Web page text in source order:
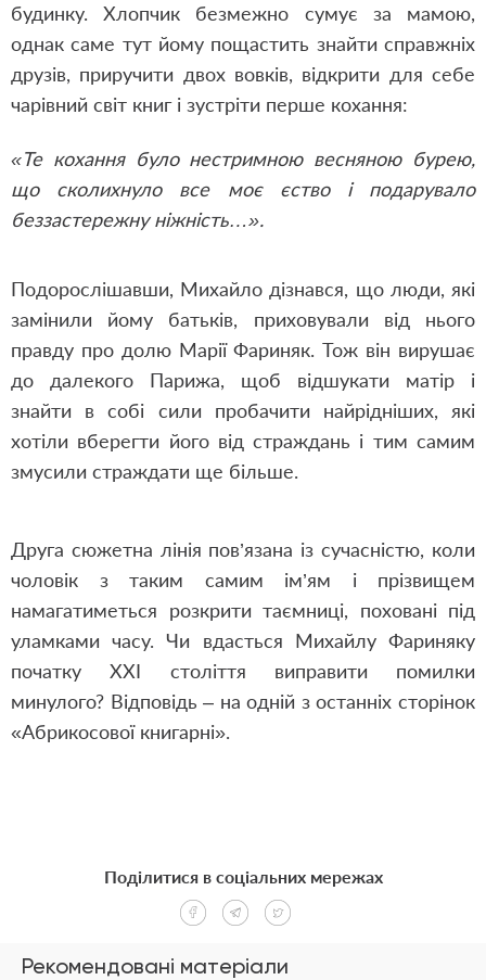
будинку. Хлопчик безмежно сумує за мамою,
однак саме тут йому пощастить знайти справжніх
друзів, приручити двох вовків, відкрити для себе
чарівний світ книг і зустріти перше кохання:
«Те кохання було нестримною весняною бурею,
що сколихнуло все моє єство і подарувало
беззастережну ніжність…».
Подорослішавши, Михайло дізнався, що люди, які
замінили йому батьків, приховували від нього
правду про долю Марії Фариняк. Тож він вирушає
до далекого Парижа, щоб відшукати матір і
знайти в собі сили пробачити найрідніших, які
хотіли вберегти його від страждань і тим самим
змусили страждати ще більше.
Друга сюжетна лінія пов’язана із сучасністю, коли
чоловік з таким самим ім’ям і прізвищем
намагатиметься розкрити таємниці, поховані під
уламками часу. Чи вдасться Михайлу Фариняку
початку ХХІ століття виправити помилки
минулого? Відповідь – на одній з останніх сторінок
«Абрикосової книгарні».
Рекомендовані матеріали
Поділитися в соціальних мережах